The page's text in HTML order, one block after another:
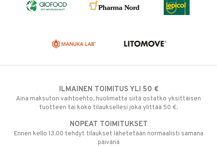
ILMAINEN TOIMITUS YLI 50 €
Aina maksuton vaihtoehto, huolimatta siitä ostatko yksittäisen
tuotteen tai koko tilauksellesi joka ylittää 50 €.
NOPEAT TOIMITUKSET
Ennen kello 13.00 tehdyt tilaukset lähetetään normaalisti samana
päivänä